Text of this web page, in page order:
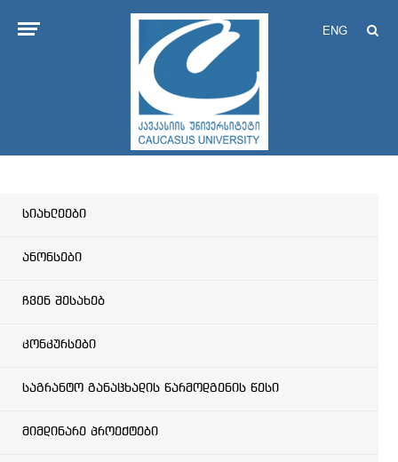
ENG
სიახლეები
ანონსები
ჩვენ შესახებ
კონკურსები
საგრანტო განაცხადის წარმოდგენის წესი
მიმდინარე პროექტები